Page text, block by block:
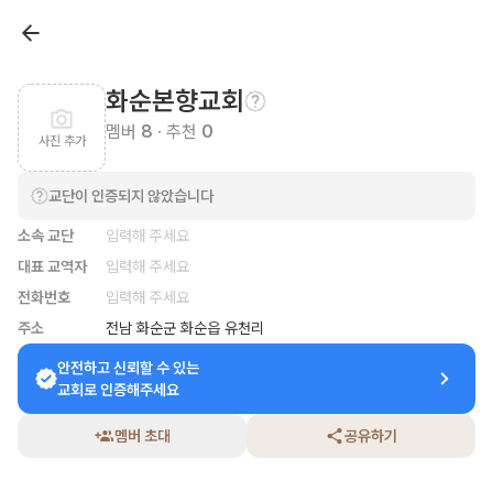
사진 추가
화순본향교회
멤버 8 · 추천 0
교단이 인증되지 않았습니다
소속 교단
입력해 주세요
대표 교역자
입력해 주세요
전화번호
입력해 주세요
주소
전남 화순군 화순읍 유천리
안전하고 신뢰할 수 있는
교회로 인증해주세요
멤버 초대 공유하기